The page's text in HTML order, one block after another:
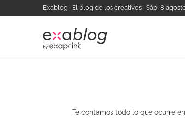
Exablog | El blog de los creativos | Sáb, 8
Te contamos todo lo que ocurre